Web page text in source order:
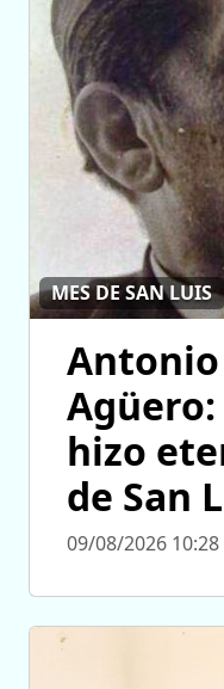
MES DE SAN LUIS
Antonio
hizo
de San
09/08/2026 10:28